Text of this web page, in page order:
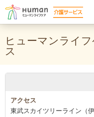
ヒューマンライ
ス
アクセス
東武スカイツリーライン（